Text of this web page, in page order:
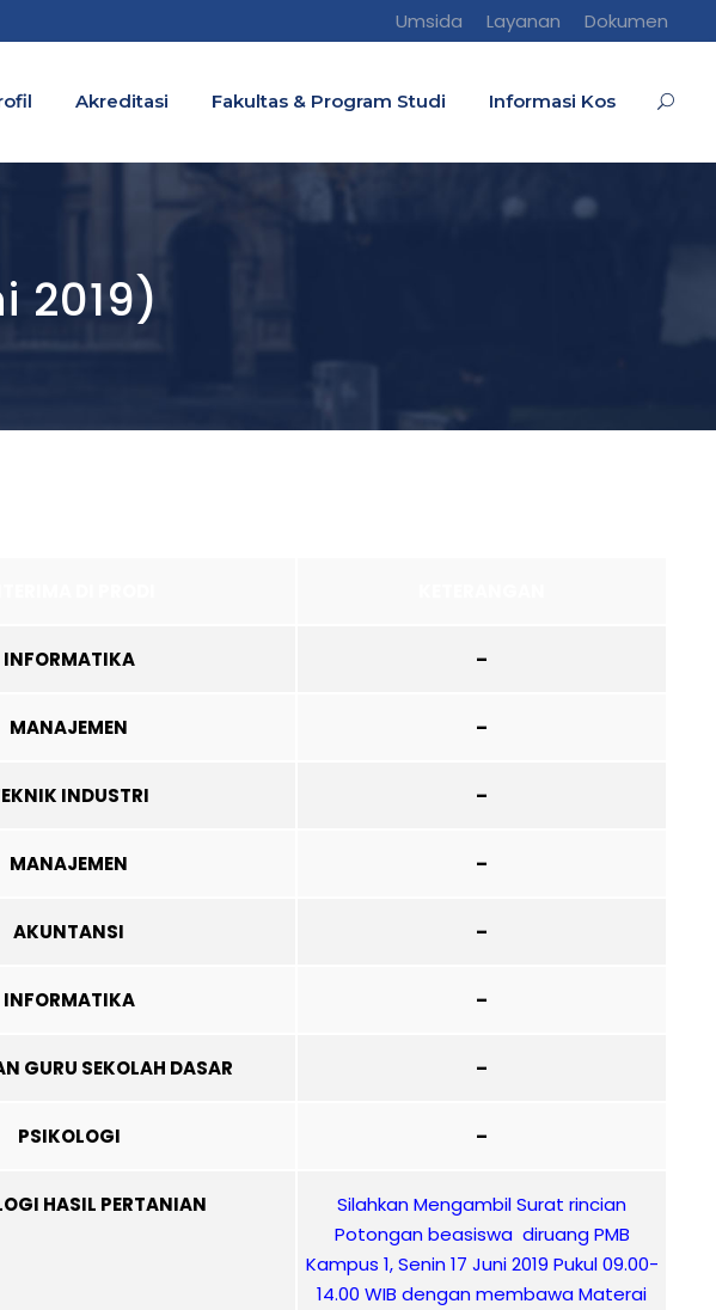
Umsida Layanan Dokumen
Akreditasi Fakultas & Program Studi Informasi Kos
2019)
INFORMATIKA –
MANAJEMEN –
INDUSTRI –
MANAJEMEN –
AKUNTANSI –
INFORMATIKA –
GURU SEKOLAH DASAR –
PSIKOLOGI –
HASIL PERTANIAN
Silahkan Mengambil Surat rincian
Potongan beasiswa diruang PMB
Kampus 1, Senin 17 Juni 2019 Pukul 09.00-
14.00 WIB dengan membawa Materai